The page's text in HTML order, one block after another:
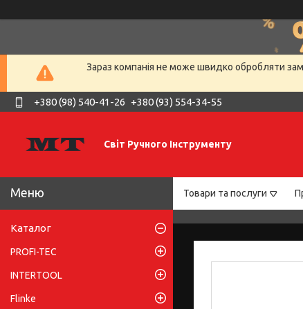
Зараз компанія не може швидко обробляти
+380 (98) 540-41-26 +380 (93) 554-34-55
Світ Ручного Інструменту
Товари та послуги
Каталог
PROFI-TEC
INTERTOOL
Flinke